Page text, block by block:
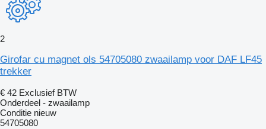
2
Girofar cu magnet ols 54705080 zwaailamp voor DAF LF45
trekker
€ 42 Exclusief BTW
Onderdeel - zwaailamp
Conditie nieuw
54705080